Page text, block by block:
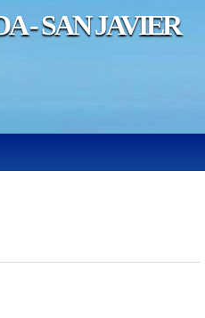
- SAN JAVIER